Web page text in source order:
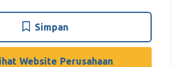
Simpan
Website Perusahaan